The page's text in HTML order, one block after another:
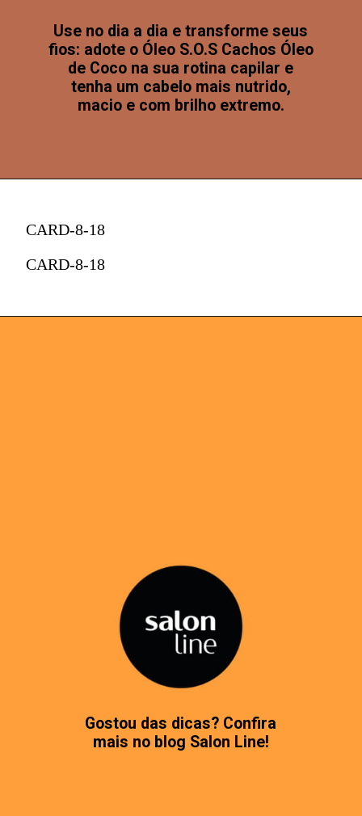
Use no dia a dia e transforme seus
fios: adote o Óleo S.O.S Cachos Óleo
de Coco na sua rotina capilar e
tenha um cabelo mais nutrido,
macio e com brilho extremo.
CARD-8-18
CARD-8-18
Gostou das dicas? Confira
mais no blog Salon Line!